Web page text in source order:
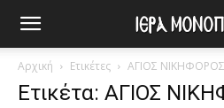
Αρχική Ετικέτες ΑΓΙΟΣ
Ετικέτα: ΑΓΙΟΣ